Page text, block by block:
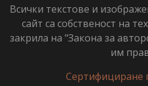
Всички текстове и
сайт са собственост на
закрила на "Закона за
им
Сертифициране